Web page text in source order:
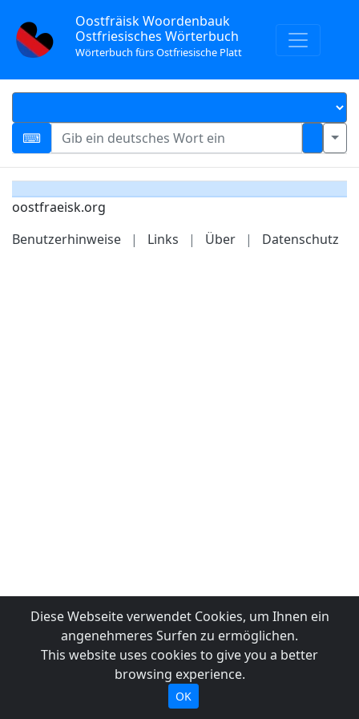
Oostfräisk Woordenbauk
Ostfriesisches Wörterbuch
Wörterbuch fürs Ostfriesische Platt
oostfraeisk.org
Benutzerhinweise
| Links | Über | Datenschutz
Diese Webseite verwendet Cookies, um Ihnen ein
angenehmeres Surfen zu ermöglichen.
This website uses cookies to give you a better
browsing experience.
OK